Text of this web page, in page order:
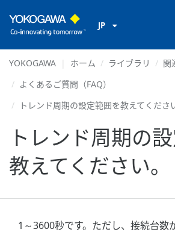
JP
YOKOGAWA ホーム ライブラリ
関
よくあるご質問（FAQ）
トレンド周期の設定範囲を教えてくださ
トレンド周期の
教えてください。
1～3600秒です。ただし、接続台数